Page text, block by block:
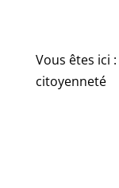
Vous êtes ici :
citoyenneté